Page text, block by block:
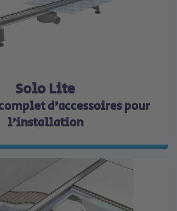
Solo Lite
d’accessoires pour
l’installation